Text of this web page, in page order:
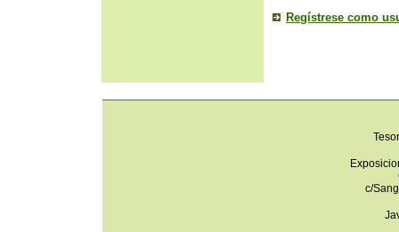
Regístrese como
c/